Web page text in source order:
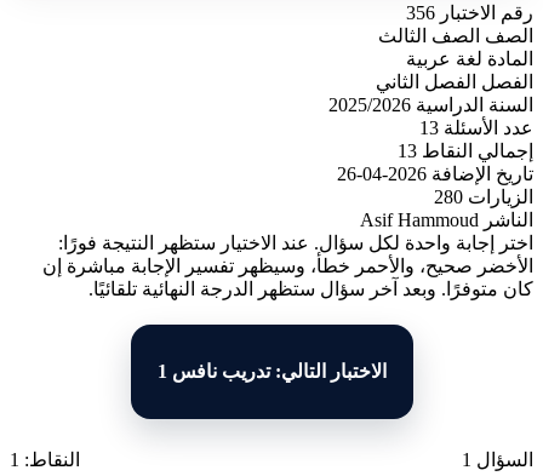
رقم الاختبار 356
الصف
الصف الثالث
المادة لغة عربية
الفصل
الفصل الثاني
السنة الدراسية 2025/2026
عدد الأسئلة 13
إجمالي النقاط 13
تاريخ الإضافة 2026-04-26
الزيارات 280
الناشر Asif Hammoud
اختر إجابة واحدة لكل سؤال. عند الاختيار ستظهر النتيجة فورًا:
الأخضر صحيح، والأحمر خطأ، وسيظهر تفسير الإجابة مباشرة إن
كان متوفرًا. وبعد آخر سؤال ستظهر الدرجة النهائية تلقائيًا.
الاختبار التالي: تدريب نافس 1
السؤال 1
النقاط: 1